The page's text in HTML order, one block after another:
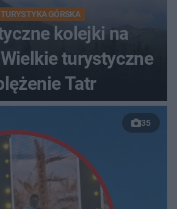
TURYSTYKA GÓRSKA
kolejki na
turystyczne
Tatr
35